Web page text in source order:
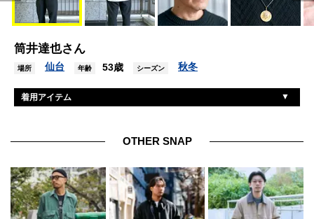
筒井達也さん
場所 仙台 年齢 53歳 シーズン 秋冬
着用アイテム
シューズ アディダス
眼鏡 モスコット
腕時計 カシオ
OTHER SNAP